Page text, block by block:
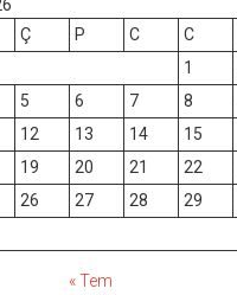
Ç P C C
1
5 6 7 8
12 13 14 15
19 20 21 22
26 27 28 29
« Tem